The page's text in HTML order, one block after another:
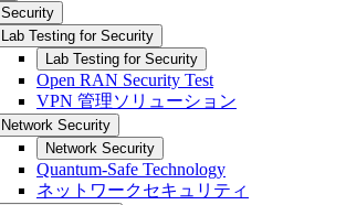
Security
Lab Testing for Security
Lab Testing for Security
Open RAN Security Test
VPN 管理ソリューション
Network Security
Network Security
Quantum-Safe Technology
ネットワークセキュリティ